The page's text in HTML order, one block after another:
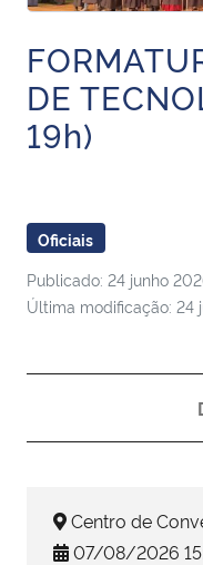
Ministério da Cidadania
Ministério da Saúde
Ministério de Minas e Energia
Ministério do Meio Ambiente
Ministério do Turismo
Ministério do Desenvolvimento
Secretaria-Geral
DE
19h)
Oficiais
Publicado: 24 junho
Última modificação: 24
Centro de
07/08/2026